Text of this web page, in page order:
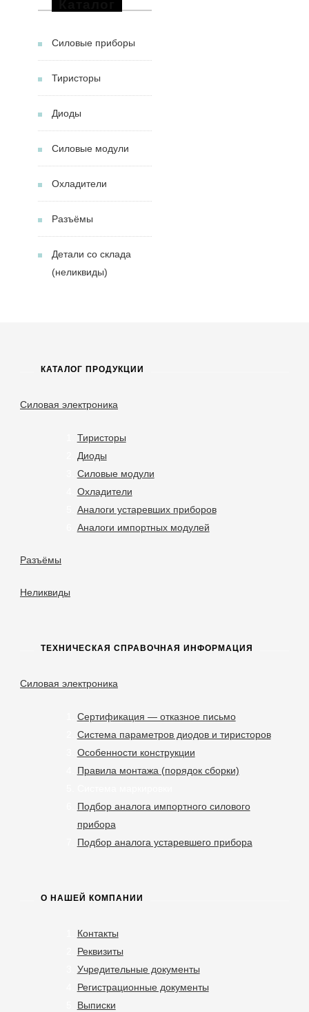
Силовые приборы
Тиристоры
Диоды
Силовые модули
Охладители
Разъёмы
Детали со склада
(неликвиды)
КАТАЛОГ ПРОДУКЦИИ
Силовая электроника
Тиристоры
Диоды
Силовые модули
Охладители
Аналоги устаревших приборов
Аналоги импортных модулей
Разъёмы
Неликвиды
ТЕХНИЧЕСКАЯ СПРАВОЧНАЯ ИНФОРМАЦИЯ
Силовая электроника
Сертификация — отказное письмо
Система параметров диодов и тиристоров
Особенности конструкции
Правила монтажа (порядок сборки)
Подбор аналога импортного силового
прибора
Подбор аналога устаревшего прибора
О НАШЕЙ КОМПАНИИ
Контакты
Реквизиты
Учредительные документы
Регистрационные документы
Выписки